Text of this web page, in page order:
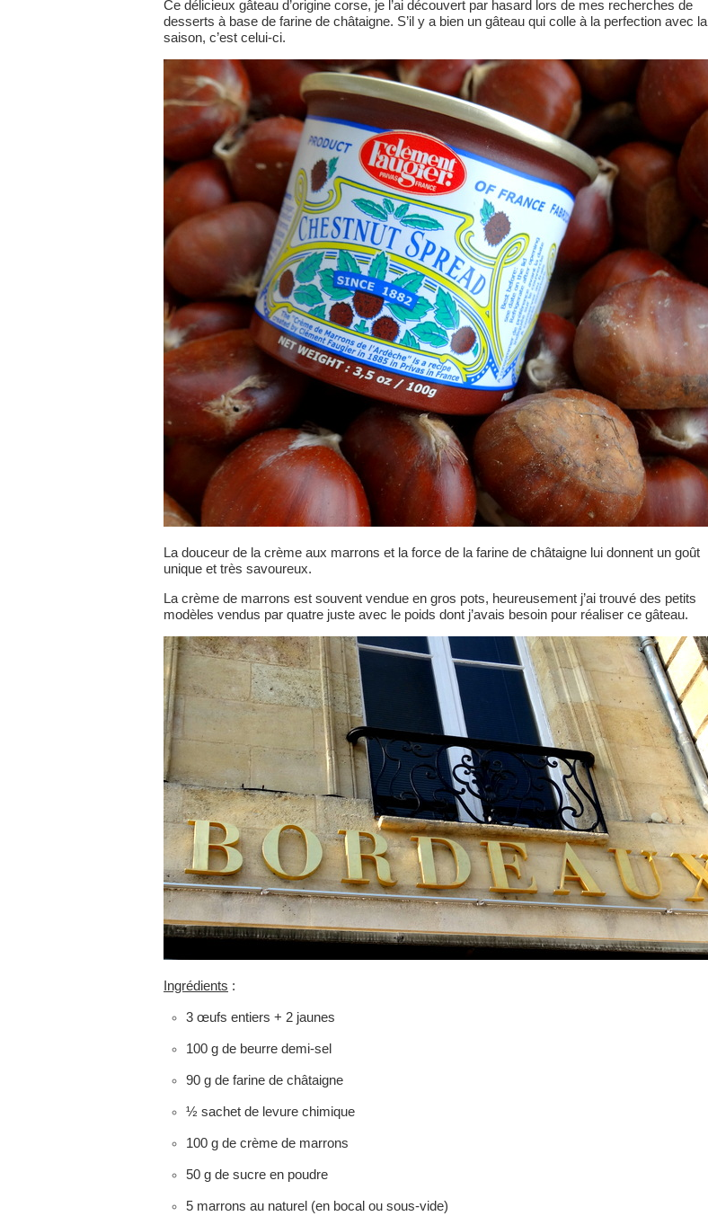
Ce délicieux gâteau d’origine corse, je l’ai découvert par hasard lors de mes recherches de
desserts à base de farine de châtaigne. S’il y a bien un gâteau qui colle à la perfection avec la
saison, c’est celui-ci.
La douceur de la crème aux marrons et la force de la farine de châtaigne lui donnent un goût
unique et très savoureux.
La crème de marrons est souvent vendue en gros pots, heureusement j’ai trouvé des petits
modèles vendus par quatre juste avec le poids dont j’avais besoin pour réaliser ce gâteau.
Ingrédients :
3 œufs entiers + 2 jaunes
100 g de beurre demi-sel
90 g de farine de châtaigne
½ sachet de levure chimique
100 g de crème de marrons
50 g de sucre en poudre
5 marrons au naturel (en bocal ou sous-vide)